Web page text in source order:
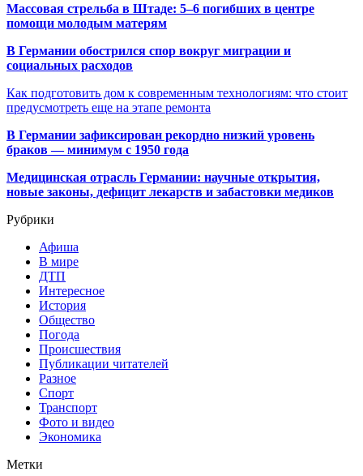
Массовая стрельба в Штаде: 5–6 погибших в центре
помощи молодым матерям
В Германии обострился спор вокруг миграции и
социальных расходов
Как подготовить дом к современным технологиям: что стоит
предусмотреть еще на этапе ремонта
В Германии зафиксирован рекордно низкий уровень
браков — минимум с 1950 года
Медицинская отрасль Германии: научные открытия,
новые законы, дефицит лекарств и забастовки медиков
Рубрики
Афиша
В мире
ДТП
Интересное
История
Общество
Погода
Происшествия
Публикации читателей
Разное
Спорт
Транспорт
Фото и видео
Экономика
Метки